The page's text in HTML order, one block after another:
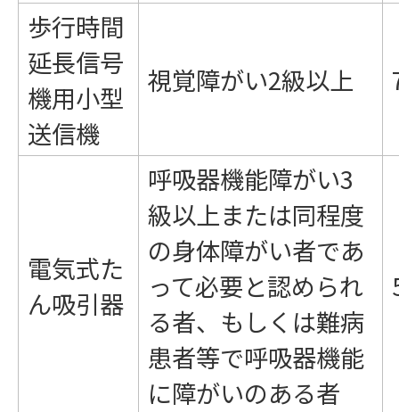
歩行時間
延長信号
機用小型
送信機
視覚障がい2級以上
電気式た
ん吸引器
呼吸器機能障がい3
級以上または同程度
の身体障がい者であ
って必要と認められ
る者、もしくは難病
患者等で呼吸器機能
に障がいのある者